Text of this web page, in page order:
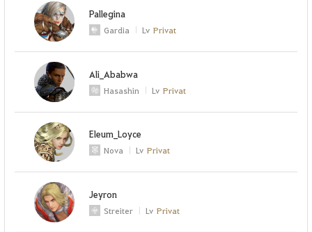
Pallegina
Gardia Lv Privat
Ali_Ababwa
Hasashin Lv Privat
Eleum_Loyce
Nova Lv Privat
Jeyron
Streiter Lv Privat